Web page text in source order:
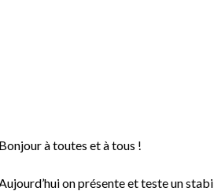
Bonjour à toutes et à tous !
on présente et teste un